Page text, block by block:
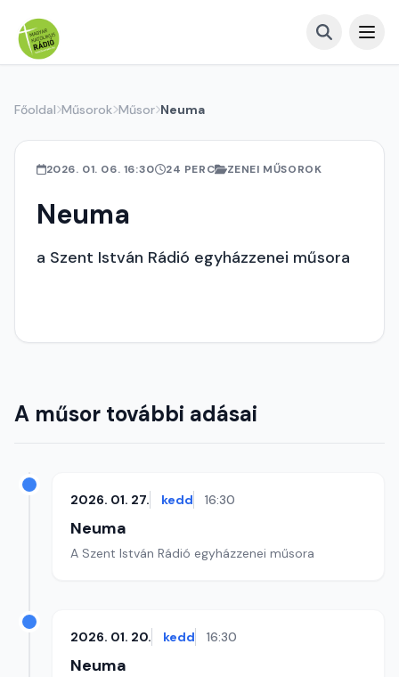
Főoldal Műsorok Műsor Neuma
2026. 01. 06. 16:30 24 PERC ZENEI MŰSOROK
Neuma
a Szent István Rádió egyházzenei műsora
A műsor további adásai
2026. 01. 27. kedd 16:30
Neuma
A Szent István Rádió egyházzenei műsora
2026. 01. 20. kedd 16:30
Neuma